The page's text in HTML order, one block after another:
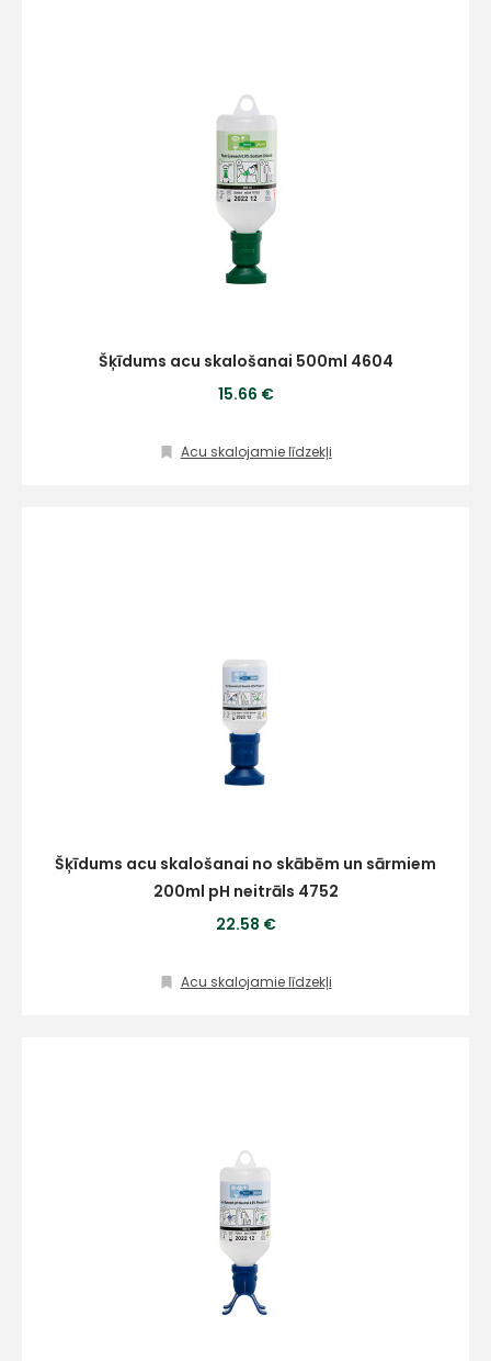
Šķīdums acu skalošanai 500ml 4604
15.66 €
Acu skalojamie līdzekļi
Šķīdums acu skalošanai no skābēm un sārmiem
200ml pH neitrāls 4752
22.58 €
Acu skalojamie līdzekļi